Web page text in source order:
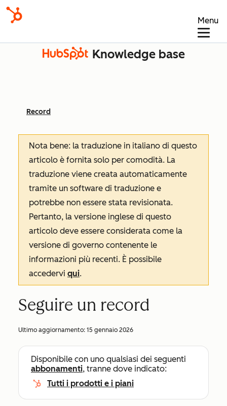
Menu
Knowledge base
Record
Nota bene: la traduzione in italiano di questo
articolo è fornita solo per comodità. La
traduzione viene creata automaticamente
tramite un software di traduzione e
potrebbe non essere stata revisionata.
Pertanto, la versione inglese di questo
articolo deve essere considerata come la
versione di governo contenente le
informazioni più recenti. È possibile
accedervi qui.
Seguire un record
Ultimo aggiornamento: 15 gennaio 2026
Disponibile con uno qualsiasi dei seguenti
abbonamenti, tranne dove indicato:
Tutti i prodotti e i piani